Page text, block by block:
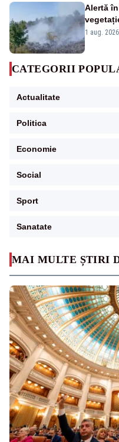
MAI MULTE ȘTIRI
Alertă
1 aug.
CATEGORII
Actualitate
Politica
Economie
Social
Sport
Sanatate